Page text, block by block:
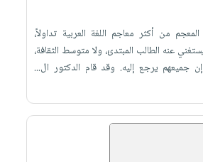
من أكثر معاجم اللغة العربية تداولاً،
عنه الطالب المبتدئ، ولا متوسط الثقافة،
إن جميعهم يرجع إليه. وقد قام الدكتور ال...